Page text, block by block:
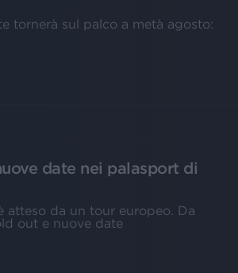
tornerà sul palco a metà agosto:
date nei palasport di
atteso da un tour europeo. Da
out e nuove date